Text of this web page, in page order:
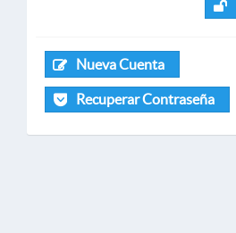
Nueva Cuenta
Recuperar Contraseña